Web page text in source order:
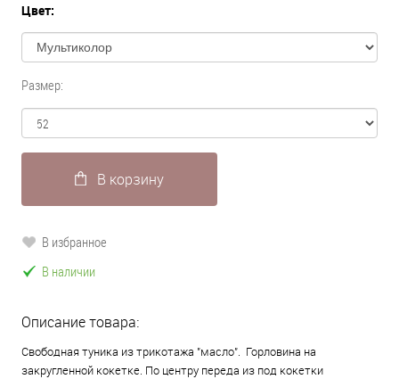
Цвет:
Размер:
В корзину
В избранное
В наличии
Описание товара:
Свободная туника из трикотажа "масло". Горловина на
закругленной кокетке. По центру переда из под кокетки